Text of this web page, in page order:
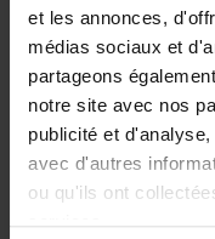
et les annonces,
médias sociaux et
partageons
notre site avec nos
publicité et
avec d'autres
ou qu'ils ont
services.
Description
Hygiéniques et
Transmission de
Lumière très
3,5 V du boîtier de